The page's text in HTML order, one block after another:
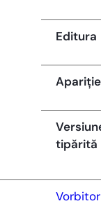
Editura
Apariție
tipărită